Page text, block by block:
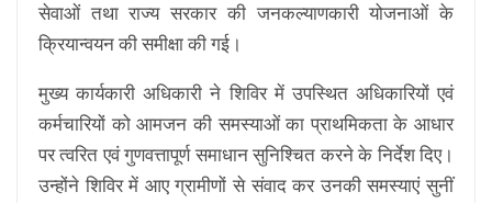
सेवाओं तथा राज्य सरकार की जनकल्याणकारी योजनाओं के
क्रियान्वयन की समीक्षा की गई।
मुख्य कार्यकारी अधिकारी ने शिविर में उपस्थित अधिकारियों एवं
कर्मचारियों को आमजन की समस्याओं का प्राथमिकता के आधार
पर त्वरित एवं गुणवत्तापूर्ण समाधान सुनिश्चित करने के निर्देश दिए।
उन्होंने शिविर में आए ग्रामीणों से संवाद कर उनकी समस्याएं सुनीं